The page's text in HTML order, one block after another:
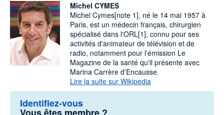
Michel CYMES
Michel Cymes[note 1], né le 14 mai 1957 à
Paris, est un médecin français, chirurgien
spécialisé dans l'ORL[1], connu pour ses
activités d'animateur de télévision et de
radio, notamment pour l'émission Le
Magazine de la santé qu'il présente avec
Marina Carrère d'Encausse.
Lire la suite sur Wikipedia
Identifiez-vous